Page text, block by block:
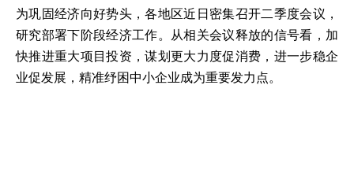
为巩固经济向好势头，各地区近日密集召开二季度会议，
研究部署下阶段经济工作。从相关会议释放的信号看，加
快推进重大项目投资，谋划更大力度促消费，进一步稳企
业促发展，精准纾困中小企业成为重要发力点。